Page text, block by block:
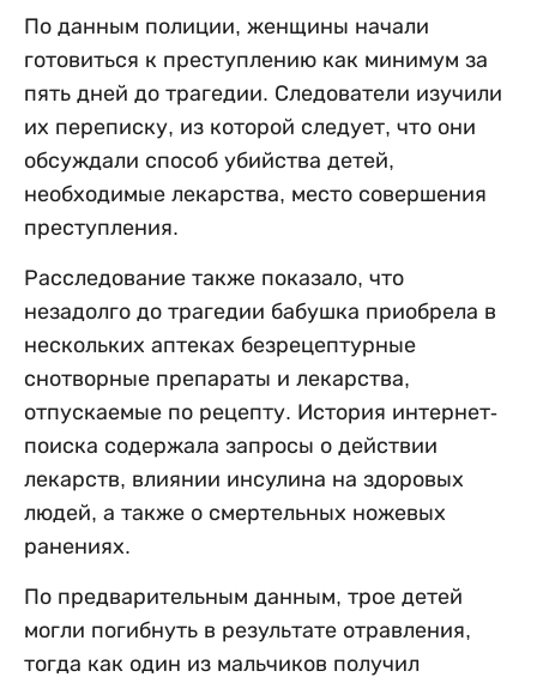
По данным полиции, женщины начали
готовиться к преступлению как минимум за
пять дней до трагедии. Следователи изучили
их переписку, из которой следует, что они
обсуждали способ убийства детей,
необходимые лекарства, место совершения
преступления.
Расследование также показало, что
незадолго до трагедии бабушка приобрела в
нескольких аптеках безрецептурные
снотворные препараты и лекарства,
отпускаемые по рецепту. История интернет-
поиска содержала запросы о действии
лекарств, влиянии инсулина на здоровых
людей, а также о смертельных ножевых
ранениях.
По предварительным данным, трое детей
могли погибнуть в результате отравления,
тогда как один из мальчиков получил